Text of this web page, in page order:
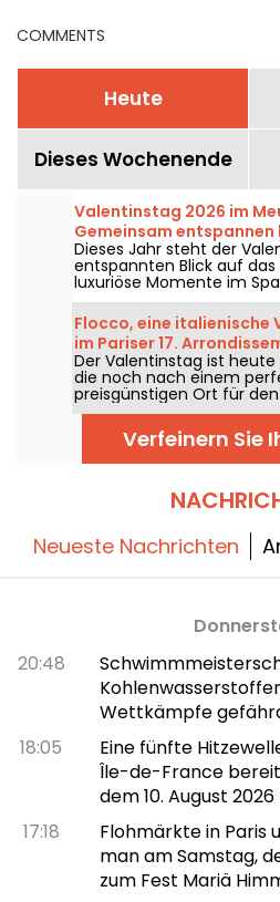
COMMENTS
Heute
Dieses Wochenende
Valentinstag 2026 im
Gemeinsam entspannen
Massage im Palast-Spa
anschließender Tea
von Cédric Grolet
Dieses Jahr steht der
entspannten Blick auf das
luxuriöse Momente im
Meurice. Das legendäre
Rivoli lädt Paare zu einer
Auszeit ein, mit
und einem einzigartigen
Cédric Grolet.
Flocco, eine italienische
im Pariser 17.
Der Valentinstag ist heute
die noch nach einem
preisgünstigen Ort für
Abend suchen, ist das
hervorragende Adresse.
italienische Restaurant
Schritte vom Place
Valentinstag können Sie
ihre gewohnte Karte
unvergesslichen Abend
Verfeinern Sie
Neueste Nachrichten
20:48
Wettkämpfe
18:05
Eine fünfte
Île-de-France
dem 10. August
17:18
Flohmärkte in Paris
man am Samstag,
zum Fest Mariä